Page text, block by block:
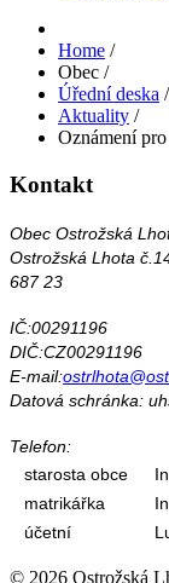
Home /
Obec /
Úřední deska /
Aktuality /
Oznámení
Kontakt
Obec Ostrožská
Ostrožská Lhota
687 23
IČ:00291196
DIČ:CZ00291196
E-mail:
Datová schránka:
Telefon:
starosta obce
matrikářka
účetní
© 2026 Ostrožská